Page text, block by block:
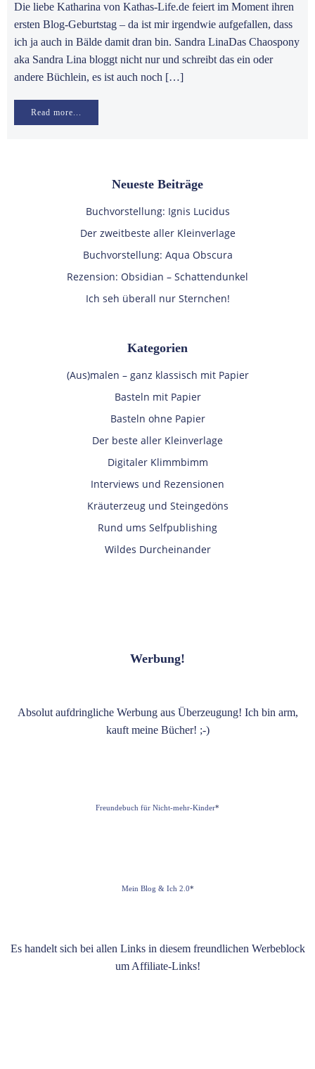
Die liebe Katharina von Kathas-Life.de feiert im Moment ihren
ersten Blog-Geburtstag – da ist mir irgendwie aufgefallen, dass
ich ja auch in Bälde damit dran bin. Sandra LinaDas Chaospony
aka Sandra Lina bloggt nicht nur und schreibt das ein oder
andere Büchlein, es ist auch noch […]
Read more...
Neueste Beiträge
Buchvorstellung: Ignis Lucidus
Der zweitbeste aller Kleinverlage
Buchvorstellung: Aqua Obscura
Rezension: Obsidian – Schattendunkel
Ich seh überall nur Sternchen!
Kategorien
(Aus)malen – ganz klassisch mit Papier
Basteln mit Papier
Basteln ohne Papier
Der beste aller Kleinverlage
Digitaler Klimmbimm
Interviews und Rezensionen
Kräuterzeug und Steingedöns
Rund ums Selfpublishing
Wildes Durcheinander
Werbung!
Absolut aufdringliche Werbung aus Überzeugung! Ich bin arm,
kauft meine Bücher! ;-)
Freundebuch für Nicht-mehr-Kinder*
Mein Blog & Ich 2.0*
Es handelt sich bei allen Links in diesem freundlichen Werbeblock
um Affiliate-Links!